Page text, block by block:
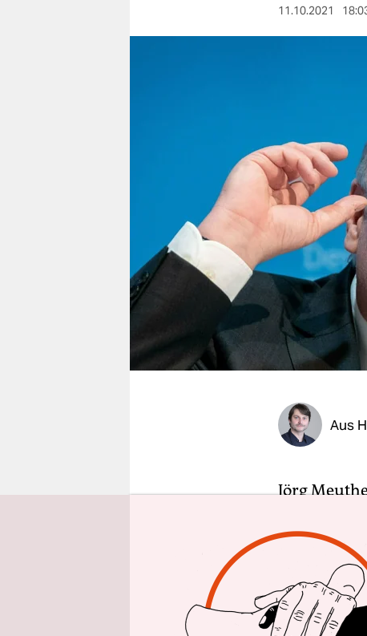
veranstaltungen
shop
fragen & hilfe
unterstützen
abo
11.10.2021
Aus
Jörg
der AfD-
Rundmail
Montag
stellen. Mit
Rauswurf